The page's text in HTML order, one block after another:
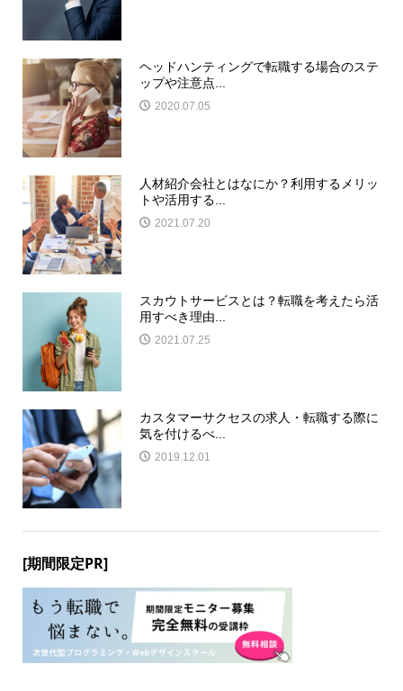
ヘッドハンティングで転職する場合のステ
ップや注意点...
2020.07.05
人材紹介会社とはなにか？利用するメリッ
トや活用する...
2021.07.20
スカウトサービスとは？転職を考えたら活
用すべき理由...
2021.07.25
カスタマーサクセスの求人・転職する際に
気を付けるべ...
2019.12.01
[期間限定PR]